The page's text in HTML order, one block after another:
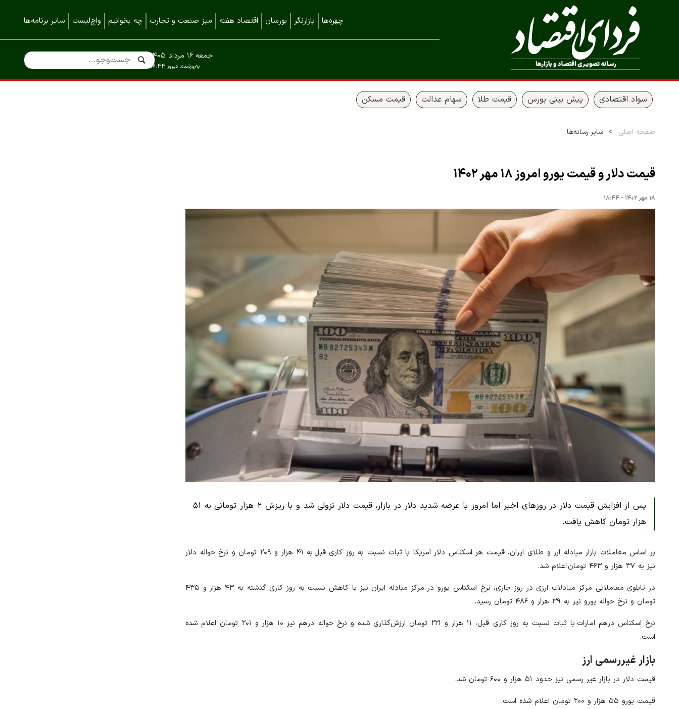
چهره‌ها بازارنگر بورسان اقتصاد هفته میز صنعت و تجارت چه بخوانیم واچ‌لیست سایر برنامه‌ها
به‌روزشده: دیروز ۱۷:۴۴
جمعه ۱۶ مرداد ۱۴۰۵
سواد اقتصادی پیش بینی بورس قیمت طلا سهام عدالت قیمت مسکن
صفحه اصلی سایر رسانه‌ها
قیمت دلار و قیمت یورو امروز ۱۸ مهر ۱۴۰۲
۱۸ مهر ۱۴۰۲ - ۱۸:۴۴
پس از افزایش قیمت دلار در روزهای اخیر اما امروز با عرضه شدید دلار در بازار، قیمت دلار نزولی شد و با ریزش ۲ هزار تومانی به ۵۱
هزار تومان کاهش یافت.
بر اساس معاملات بازار مبادله ارز و طلای ایران، قیمت هر اسکناس دلار آمریکا با ثبات نسبت به روز کاری قبل به ۴۱ هزار و ۲۰۹ تومان و نرخ حواله دلار
نیز به ۳۷ هزار و ۴۶۳ تومان اعلام شد.
در تابلوی معاملاتی مرکز مبادلات ارزی در روز جاری، نرخ اسکناس یورو در مرکز مبادله ایران نیز با کاهش نسبت به روز کاری گذشته به ۴۳ هزار و ۴۳۵
تومان و نرخ حواله یورو نیز به ۳۹ هزار و ۴۸۶ تومان رسید.
نرخ اسکناس درهم امارات با ثبات نسبت به روز کاری قبل، ۱۱ هزار و ۲۲۱ تومان ارزش‌گذاری شده و نرخ حواله درهم نیز ۱۰ هزار و ۲۰۱ تومان اعلام شده
است.
بازار غیررسمی ارز
قیمت دلار در بازار غیر رسمی نیز حدود ۵۱ هزار و ۶۰۰ تومان شد.
قیمت یورو ۵۵ هزار و ۲۰۰ تومان اعلام شده است.